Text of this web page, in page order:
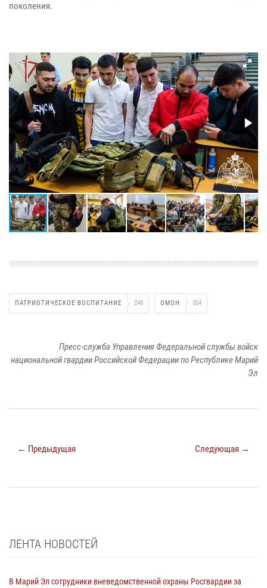
поколения.
ПАТРИОТИЧЕСКОЕ ВОСПИТАНИЕ 248 ОМОН 354
Пресс-служба Управления Федеральной службы войск
национальной гвардии Российской Федерации по Республике Марий
Эл
← Предыдущая Следующая →
ЛЕНТА НОВОСТЕЙ
В Марий Эл сотрудники вневедомственной охраны Росгвардии за